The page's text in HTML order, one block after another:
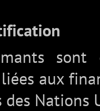
aux
Nations